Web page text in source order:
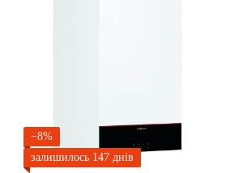
−8%
залишилось 147 днів